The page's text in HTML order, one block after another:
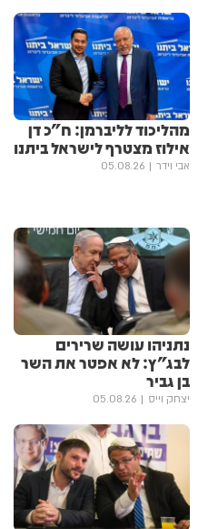
מהליכוד לליברמן: ח"כ דן
אילוז מצטרף לישראל ביתנו
אבי וידר 05.08.26
נתניהו עושה שרירים
לבג"ץ: לא אפטר את השר
בן גביר
יצחק וייס 05.08.26